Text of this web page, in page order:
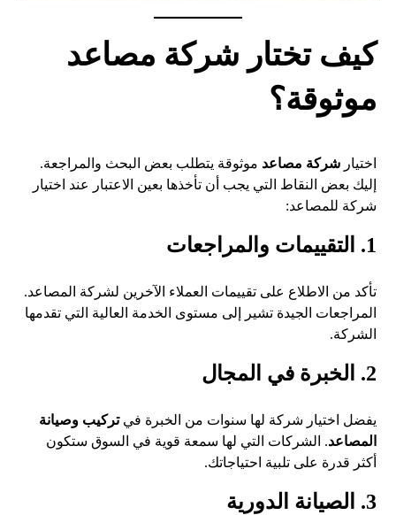
كيف تختار شركة مصاعد
موثوقة؟
اختيارشركة مصاعد موثوقة يتطلب بعض البحث والمراجعة.
إليك بعض النقاط التي يجب أن تأخذها بعين الاعتبار عند اختيار
شركة للمصاعد:
1. التقييمات والمراجعات
تأكد من الاطلاع على تقييمات العملاء الآخرين لشركة المصاعد.
المراجعات الجيدة تشير إلى مستوى الخدمة العالية التي تقدمها
الشركة.
2. الخبرة في المجال
يفضل اختيار شركة لها سنوات من الخبرة فيتركيب وصيانة
المصاعد. الشركات التي لها سمعة قوية في السوق ستكون
أكثر قدرة على تلبية احتياجاتك.
3. الصيانة الدورية